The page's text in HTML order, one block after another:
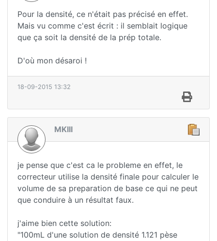
Pour la densité, ce n'était pas précisé en effet.
Mais vu comme c'est écrit : il semblait logique
que ça soit la densité de la prép totale.
D'où mon désaroi !
18-09-2015 13:32
MKIII
je pense que c'est ca le probleme en effet, le
correcteur utilise la densité finale pour calculer le
volume de sa preparation de base ce qui ne peut
que conduire à un résultat faux.
j'aime bien cette solution:
"100mL d'une solution de densité 1.121 pèse